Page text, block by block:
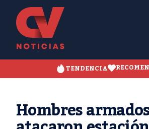
TENDENCIA
Hombres